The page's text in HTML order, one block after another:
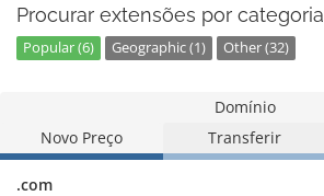
Procurar extensões por categoria
Popular (6) Geographic (1) Other (32)
Domínio
Novo Preço
Transferir
.com